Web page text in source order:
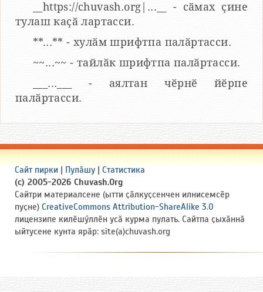
__https://chuvash.org|...__ - сӑмах ҫине
тулаш каҫӑ лартасси.
**...** - хулӑм шрифтпа палӑртасси.
~~...~~ - тайлӑк шрифтпа палӑртасси.
___...___ - аялтан чӗрнӗ йӗрпе
палӑртасси.
Сайт пирки | Пулӑшу | Статистика
(c) 2005-2026 Chuvash.Org
Сайтри материалсене (ытти ҫӑлкуҫсенчен илнисемсӗр
пуҫне) CreativeCommons Attribution-ShareAlike 3.0
лицензипе килӗшӳллӗн усӑ курма пулать. Сайтпа ҫыхӑннӑ
ыйтусене кунта ярӑр: site(a)chuvash.org